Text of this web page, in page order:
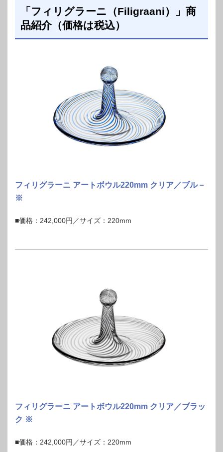
「フィリグラーニ（Filigraani）」商
品紹介（価格は税込）
フィリグラーニ アートボウル220mm クリア／ブル－
※
■価格：242,000円／サイズ：220mm
フィリグラーニ アートボウル220mm クリア／ブラッ
ク ※
■価格：242,000円／サイズ：220mm